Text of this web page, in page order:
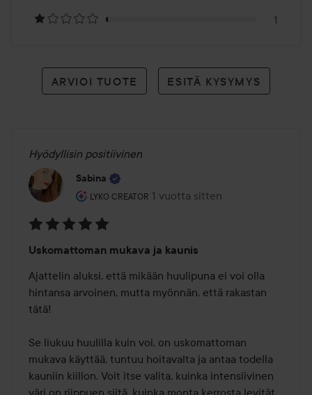
1
ARVIOI TUOTE ESITÄ KYSYMYS
Hyödyllisin positiivinen
Sabina
LYKO CREATOR
Käyttäjän rooli: Lyko Creator.
1 vuotta sitten
Viesti luotiin 1 vuotta sitten
5
/
5
Uskomattoman mukava ja kaunis
Ajattelin aluksi, että mikään huulipuna ei voi olla
hintansa arvoinen, mutta myönnän, että rakastan
tätä!
Se liukuu huulilla kuin voi, on uskomattoman
mukava käyttää, tuntuu hoitavalta ja antaa todella
kauniin kiillon. Voit itse valita, kuinka intensiivinen
väri on riippuen siitä, kuinka monta kerrosta levität.